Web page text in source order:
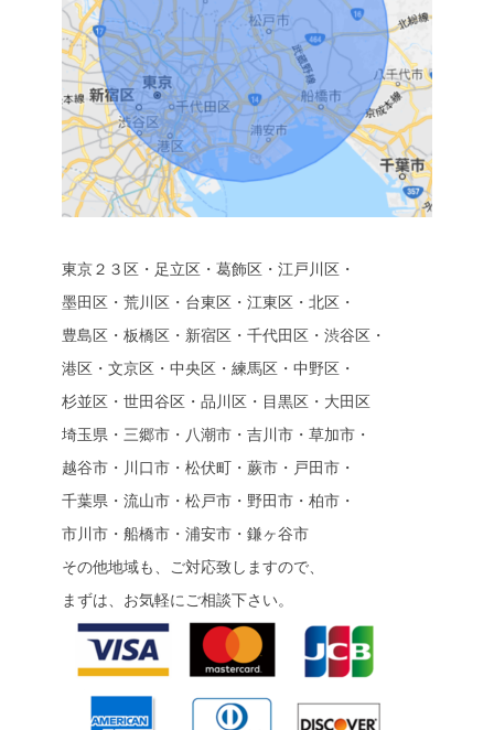
東京２３区・足立区・葛飾区・江戸川区・
墨田区・荒川区・台東区・江東区・北区・
豊島区・板橋区・新宿区・千代田区・渋谷区・
港区・文京区・中央区・練馬区・中野区・
杉並区・世田谷区・品川区・目黒区・大田区
埼玉県・三郷市・八潮市・吉川市・草加市・
越谷市・川口市・松伏町・蕨市・戸田市・
千葉県・流山市・松戸市・野田市・柏市・
市川市・船橋市・浦安市・鎌ヶ谷市
その他地域も、ご対応致しますので、
まずは、お気軽にご相談下さい。